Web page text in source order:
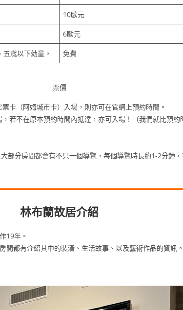
10歐元
6歐元
歲以下幼童。 免費
票價
卡（阿姆城市卡）入場，則亦可在官網上預約時間。
若不在原本預約時間內抵達，亦可入場！（我們就比預
部分房間都會有不只一個導覽，每個導覽時長約1-2分鐘
林布蘭故居介紹
19年。
間都有介紹其中的裝潢、生活故事、以及藝術作品的資訊。